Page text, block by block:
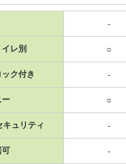
-
レ別 ○
ク付き -
ー ○
キュリティ -
可 -